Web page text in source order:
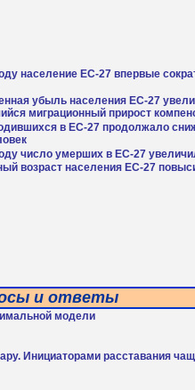
население ЕС-27 впервые
убыль населения ЕС-27
миграционный прирост
в ЕС-27 продолжало
число умерших в ЕС-27
возраст населения ЕС-27
и ответы
модели
Инициаторами расставания